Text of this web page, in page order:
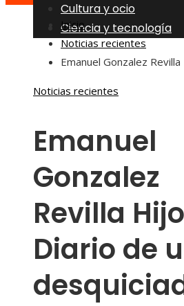
Cultura y ocio
Ciencia y tecnología
Inicio
Noticias recientes
Emanuel Gonzalez
Noticias recientes
Emanuel
Gonzalez
Revilla
Diario de